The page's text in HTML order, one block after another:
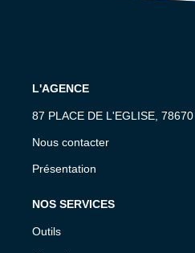
L'AGENCE
87 PLACE DE L'EGLISE,
Nous contacter
Présentation
NOS SERVICES
Outils